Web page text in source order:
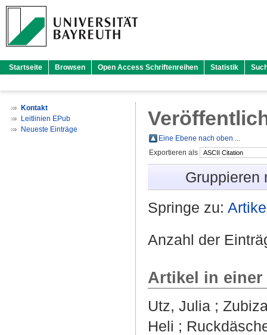
Startseite Browsen Open Access Schriftenreihen Statistik
Kontakt
Leitlinien EPub
Neueste Einträge
Eine Ebene nach oben ...
Exportieren als
Gruppieren
Springe zu:
Anzahl der
Artikel in
Utz, Julia ;
Heli ;